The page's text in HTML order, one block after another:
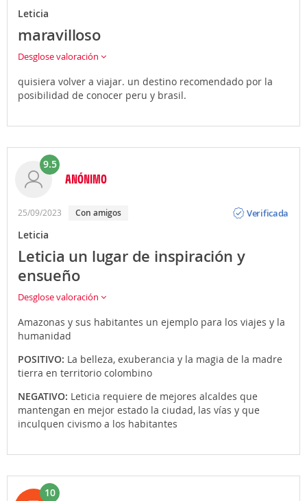
Leticia
maravilloso
Desglose valoración
quisiera volver a viajar. un destino recomendado por la
posibilidad de conocer peru y brasil.
9.5
ANÓNIMO
25/09/2023 Con amigos
Verificada
Leticia
Leticia un lugar de inspiración y
ensueño
Desglose valoración
Amazonas y sus habitantes un ejemplo para los viajes y la
humanidad
POSITIVO: La belleza, exuberancia y la magia de la madre
tierra en territorio colombino
NEGATIVO: Leticia requiere de mejores alcaldes que
mantengan en mejor estado la ciudad, las vías y que
inculquen civismo a los habitantes
10